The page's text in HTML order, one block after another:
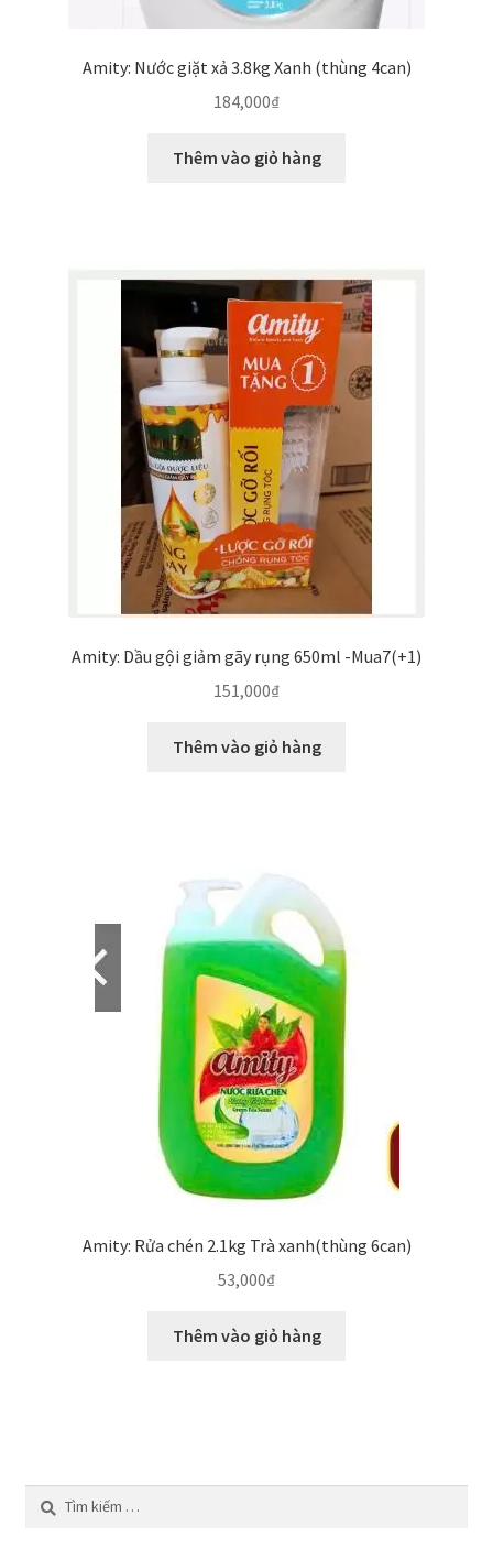
Amity: Nước giặt xả 3.8kg Xanh (thùng 4can)
184,000₫
Thêm vào giỏ hàng
Amity: Dầu gội giảm gãy rụng 650ml -Mua7(+1)
151,000₫
Thêm vào giỏ hàng
Amity: Rửa chén 2.1kg Trà xanh(thùng 6can)
53,000₫
Thêm vào giỏ hàng
Tìm
kiếm